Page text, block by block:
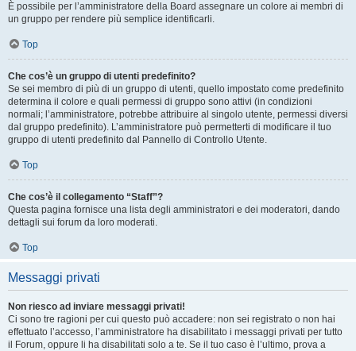
È possibile per l’amministratore della Board assegnare un colore ai membri di
un gruppo per rendere più semplice identificarli.
Top
Che cos’è un gruppo di utenti predefinito?
Se sei membro di più di un gruppo di utenti, quello impostato come predefinito
determina il colore e quali permessi di gruppo sono attivi (in condizioni
normali; l’amministratore, potrebbe attribuire al singolo utente, permessi diversi
dal gruppo predefinito). L’amministratore può permetterti di modificare il tuo
gruppo di utenti predefinito dal Pannello di Controllo Utente.
Top
Che cos’è il collegamento “Staff”?
Questa pagina fornisce una lista degli amministratori e dei moderatori, dando
dettagli sui forum da loro moderati.
Top
Messaggi privati
Non riesco ad inviare messaggi privati!
Ci sono tre ragioni per cui questo può accadere: non sei registrato o non hai
effettuato l’accesso, l’amministratore ha disabilitato i messaggi privati per tutto
il Forum, oppure li ha disabilitati solo a te. Se il tuo caso è l’ultimo, prova a